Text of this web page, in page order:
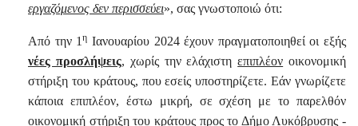
εργαζόμενος δεν περισσεύει», σας γνωστοποιώ ότι:
Από την 1η Ιανουαρίου 2024 έχουν πραγματοποιηθεί οι εξής
νέες προσλήψεις, χωρίς την ελάχιστηεπιπλέον οικονομική
στήριξη του κράτους, που εσείς υποστηρίζετε. Εάν γνωρίζετε
κάποια επιπλέον, έστω μικρή, σε σχέση με το παρελθόν
οικονομική στήριξη του κράτους προς το Δήμο Λυκόβρυσης -